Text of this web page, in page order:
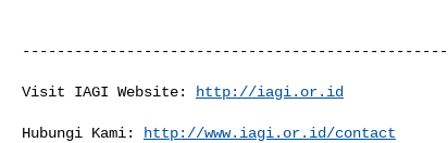
Visit IAGI Website: http://iagi.or.id
Hubungi Kami: http://www.iagi.or.id/contact